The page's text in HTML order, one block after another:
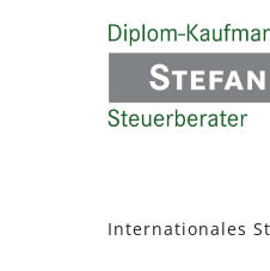
Internationales